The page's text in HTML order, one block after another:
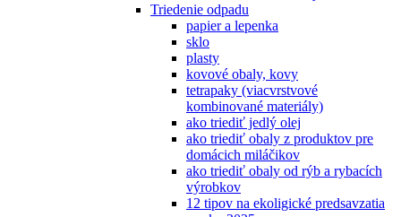
Triedenie odpadu
papier a lepenka
sklo
plasty
kovové obaly, kovy
tetrapaky (viacvrstvové
kombinované materiály)
ako triediť jedlý olej
ako triediť obaly z produktov pre
domácich miláčikov
ako triediť obaly od rýb a rybacích
výrobkov
12 tipov na ekoligické predsavzatia